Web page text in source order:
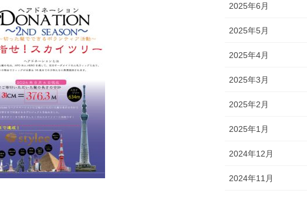
2025年6月
2025年5月
2025年4月
2025年3月
2025年2月
2025年1月
2024年12月
2024年11月